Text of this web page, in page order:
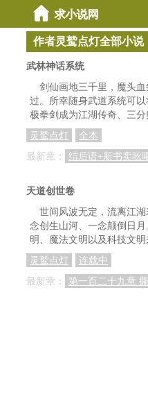
作者灵鹫点灯全部小说
武林神话系统
剑仙画地三千里，魔头
过。所幸随身武道系统可
极拳剑成为江湖传奇、三
灵鹫点灯
全本
最新章：
结后语+新书卖吆
天道创世卷
世间风波无定，流离江
念创生山河、一念颠倒日
明、魔法文明以及科技文
灵鹫点灯
连载中
最新章：
第一百二十九章